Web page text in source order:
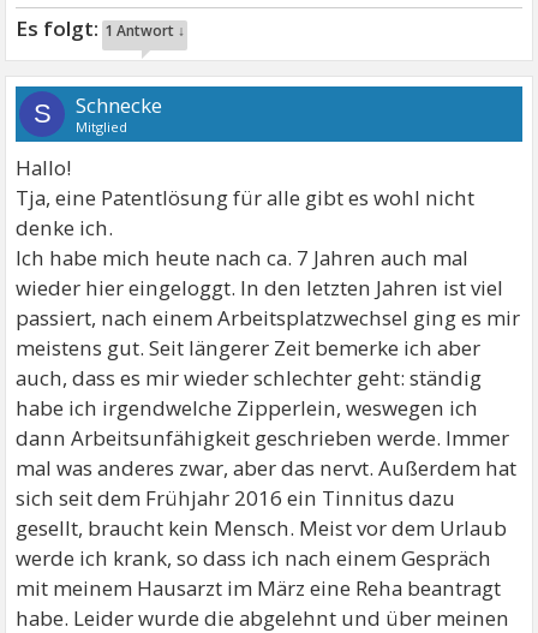
1 Antwort ↓
S Schnecke
Mitglied
Hallo!
Tja, eine Patentlösung für alle gibt es wohl nicht
denke ich.
Ich habe mich heute nach ca. 7 Jahren auch mal
wieder hier eingeloggt. In den letzten Jahren ist viel
passiert, nach einem Arbeitsplatzwechsel ging es mir
meistens gut. Seit längerer Zeit bemerke ich aber
auch, dass es mir wieder schlechter geht: ständig
habe ich irgendwelche Zipperlein, weswegen ich
dann Arbeitsunfähigkeit geschrieben werde. Immer
mal was anderes zwar, aber das nervt. Außerdem hat
sich seit dem Frühjahr 2016 ein Tinnitus dazu
gesellt, braucht kein Mensch. Meist vor dem Urlaub
werde ich krank, so dass ich nach einem Gespräch
mit meinem Hausarzt im März eine Reha beantragt
habe. Leider wurde die abgelehnt und über meinen